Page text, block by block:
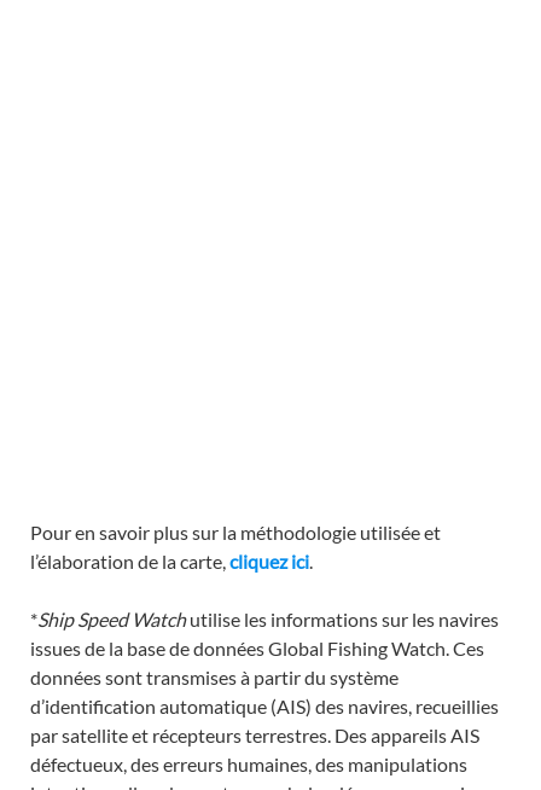
Pour en savoir plus sur la méthodologie utilisée et
l’élaboration de la carte,cliquez ici.
*Ship Speed Watchutilise les informations sur les navires
issues de la base de données Global Fishing Watch. Ces
données sont transmises à partir du système
d’identification automatique (AIS) des navires, recueillies
par satellite et récepteurs terrestres. Des appareils AIS
défectueux, des erreurs humaines, des manipulations